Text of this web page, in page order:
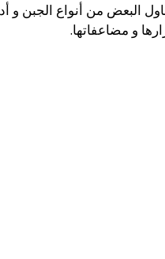
البعض من أنواع الجبن و
و مضاعفاتها.